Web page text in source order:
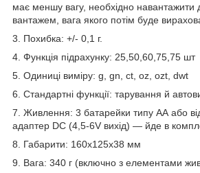
має меншу вагу, необхідно навантажити
вантажем, вага якого потім буде
3. Похибка: +/- 0,1 г.
4. Функція підрахунку: 25,50,60,75,75 шт
5. Одиниці виміру: g, gn, ct, oz, ozt, dwt
6. Стандартні функції: тарування й
7. Живлення: 3 батарейки типу АА або
адаптер DC (4,5-6V вихід) — йде в
8. Габарити: 160х125х38 мм
9. Вага: 340 г (включно з елементами